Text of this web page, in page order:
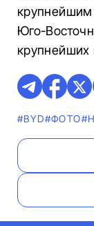
крупнейшим
Юго-
крупнейших
#BYD#ФОТО